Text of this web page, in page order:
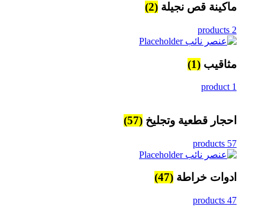
ماكينة قص نجيلة (2)
2 products
مثاقيب (1)
1 product
احجار قطعية وتجليخ (57)
57 products
ادوات خراطة (47)
47 products